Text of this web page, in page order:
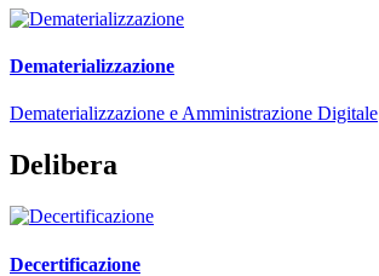
Dematerializzazione
Dematerializzazione e Amministrazione Digitale
Delibera
Decertificazione